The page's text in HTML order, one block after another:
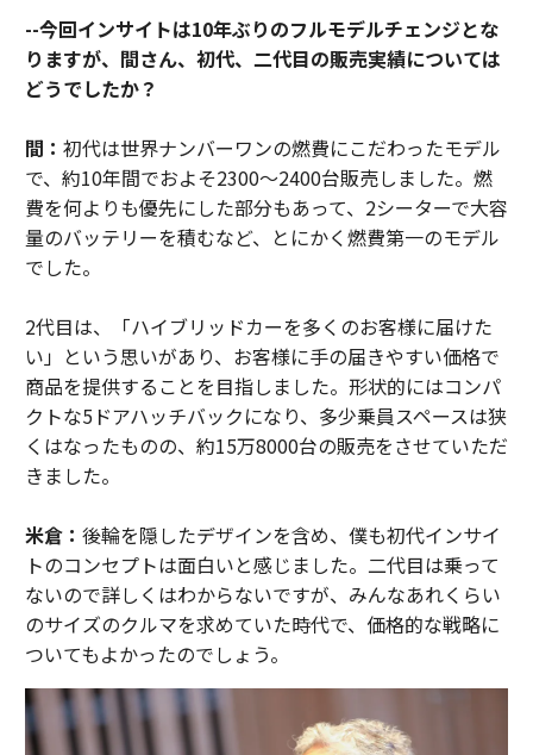
--今回インサイトは10年ぶりのフルモデルチェンジとな
りますが、間さん、初代、二代目の販売実績については
どうでしたか？
間： 初代は世界ナンバーワンの燃費にこだわったモデル
で、約10年間でおよそ2300～2400台販売しました。燃
費を何よりも優先にした部分もあって、2シーターで大容
量のバッテリーを積むなど、とにかく燃費第一のモデル
でした。
2代目は、「ハイブリッドカーを多くのお客様に届けた
い」という思いがあり、お客様に手の届きやすい価格で
商品を提供することを目指しました。形状的にはコンパ
クトな5ドアハッチバックになり、多少乗員スペースは狭
くはなったものの、約15万8000台の販売をさせていただ
きました。
米倉： 後輪を隠したデザインを含め、僕も初代インサイ
トのコンセプトは面白いと感じました。二代目は乗って
ないので詳しくはわからないですが、みんなあれくらい
のサイズのクルマを求めていた時代で、価格的な戦略に
ついてもよかったのでしょう。